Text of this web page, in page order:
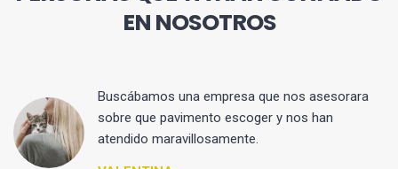
EN NOSOTROS
Buscábamos una empresa que nos asesorara
sobre que pavimento escoger y nos han
atendido maravillosamente.